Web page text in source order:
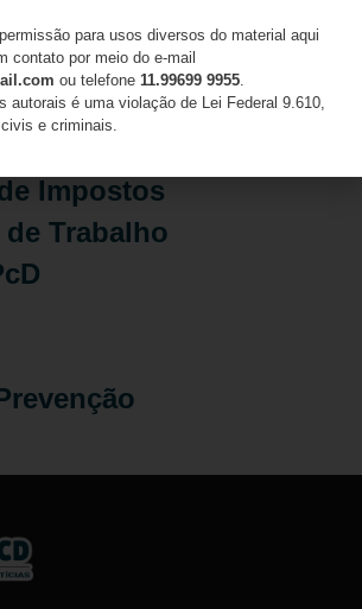
Impostos
de Trabalho
para usos diversos do material aqui
contato por meio do e-mail
ou telefone 11.99699 9955.
autorais é uma violação de Lei Federal 9.610,
e criminais.